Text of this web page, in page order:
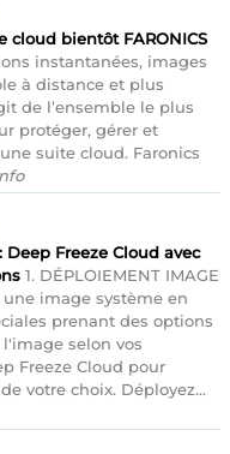
cloud bientôt FARONICS
instantanées, images
à distance et plus
de l’ensemble le plus
protéger, gérer et
suite cloud. Faronics
Deep Freeze Cloud avec
1. DÉPLOIEMENT IMAGE
une image système en
prenant des options
selon vos
Freeze Cloud pour
votre choix. Déployez...